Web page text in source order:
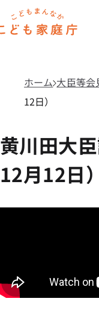
本文へ移動
ホーム 大臣等会
12日）
黄川田大
12月12日）